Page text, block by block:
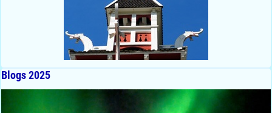
Blogs 2025